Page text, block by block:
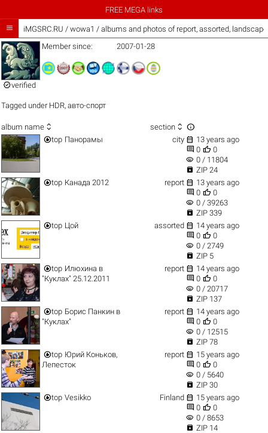
FREE MEGA links
 iMGSRC.RU / wowa1 / albums and photos of report, assorted,
verified
Member since: 2007-01-28
Tagged under HDR,авто-спорт
album name  section  
top Панорамы city  13 years ago
 0  0
visibility 0 / 11804
 ZIP 24
top Канада 2012 report  13 years ago
 0  0
visibility 0 / 39263
 ZIP 339
top Цой assorted  14 years ago
 0  0
visibility 0 / 2749
 ZIP 5
top Илюхина в
"Куклах" 25.12.2011
report  14 years ago
 0  0
visibility 0 / 20717
 ZIP 137
top Борис Панкин в
"Куклах"
report  14 years ago
 0  0
visibility 0 / 12515
 ZIP 78
top Юрий Коньков,
Лепесток
report  15 years ago
 0  0
visibility 0 / 5640
 ZIP 30
top Vesikko Finland  15 years ago
 0  0
visibility 0 / 8653
 ZIP 14